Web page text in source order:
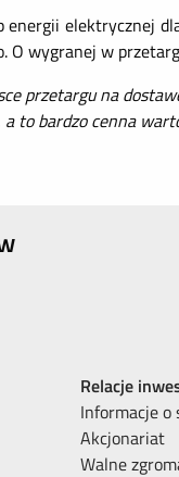
elektrycznej
O wygranej w
przetargu na
to bardzo cenna
Relacje
Informacje o
Akcjonariat
Walne